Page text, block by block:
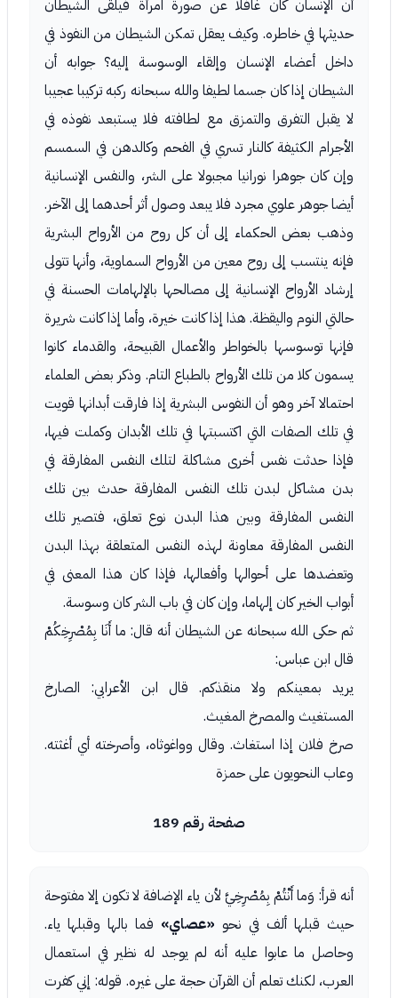
أن الإنسان كان غافلا عن صورة امرأة فيلقى الشيطان
حديثها في خاطره. وكيف يعقل تمكن الشيطان من النفوذ في
داخل أعضاء الإنسان وإلقاء الوسوسة إليه؟ جوابه أن
الشيطان إذا كان جسما لطيفا والله سبحانه ركبه تركيبا عجيبا
لا يقبل التفرق والتمزق مع لطافته فلا يستبعد نفوذه في
الأجرام الكثيفة كالنار تسري في الفحم وكالدهن في السمسم
وإن كان جوهرا نورانيا مجبولا على الشر، والنفس الإنسانية
أيضا جوهر علوي مجرد فلا يبعد وصول أثر أحدهما إلى الآخر.
وذهب بعض الحكماء إلى أن كل روح من الأرواح البشرية
فإنه ينتسب إلى روح معين من الأرواح السماوية، وأنها تتولى
إرشاد الأرواح الإنسانية إلى مصالحها بالإلهامات الحسنة في
حالتي النوم واليقظة. هذا إذا كانت خيرة، وأما إذا كانت شريرة
فإنها توسوسها بالخواطر والأعمال القبيحة، والقدماء كانوا
يسمون كلا من تلك الأرواح بالطباع التام. وذكر بعض العلماء
احتمالا آخر وهو أن النفوس البشرية إذا فارقت أبدانها قويت
في تلك الصفات التي اكتسبتها في تلك الأبدان وكملت فيها،
فإذا حدثت نفس أخرى مشاكلة لتلك النفس المفارقة في
بدن مشاكل لبدن تلك النفس المفارقة حدث بين تلك
النفس المفارقة وبين هذا البدن نوع تعلق، فتصير تلك
النفس المفارقة معاونة لهذه النفس المتعلقة بهذا البدن
وتعضدها على أحوالها وأفعالها، فإذا كان هذا المعنى في
أبواب الخير كان إلهاما، وإن كان في باب الشر كان وسوسة.
ثم حكى الله سبحانه عن الشيطان أنه قال: ما أَنَا بِمُصْرِخِكُمْ
قال ابن عباس:
يريد بمعينكم ولا منقذكم. قال ابن الأعرابي: الصارخ
المستغيث والمصرخ المغيث.
صرخ فلان إذا استغاث. وقال وواغوثاه، وأصرخته أي أغثته.
وعاب النحويون على حمزة
صفحة رقم 189
أنه قرأ: وَما أَنْتُمْ بِمُصْرِخِيَّ لأن ياء الإضافة لا تكون إلا مفتوحة
حيث قبلها ألف في نحو «عصاي» فما بالها وقبلها ياء.
وحاصل ما عابوا عليه أنه لم يوجد له نظير في استعمال
العرب، لكنك تعلم أن القرآن حجة على غيره. قوله: إني كفرت